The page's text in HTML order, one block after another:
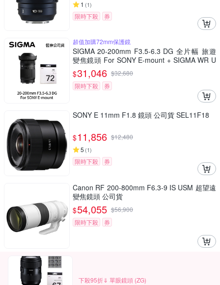
1 (1)
限時下殺 券
超值加購72mm保護鏡
SIGMA 20-200mm F3.5-6.3 DG 全片幅 旅遊
變焦鏡頭 For SONY E-mount + SIGMA WR U
V 72mm 最頂級保護鏡 (公司貨)
$31,046 $32,680
限時下殺
券
SONY E 11mm F1.8 鏡頭 公司貨 SEL11F18
$11,856 $12,480
5 (1)
限時下殺 券
Canon RF 200-800mm F6.3-9 IS USM 超望遠
變焦鏡頭 公司貨
$54,055 $56,900
限時下殺
券
下殺95折⇓ 單眼鏡頭 (ZG)